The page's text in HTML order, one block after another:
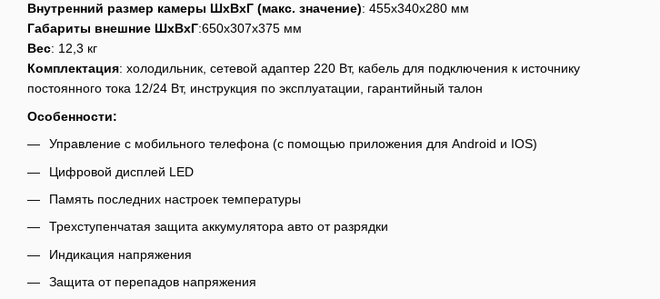
Внутренний размер камеры ШхВхГ (макс. значение): 455х340x280 мм
Габариты внешние ШхВхГ:650x307x375 мм
Вес: 12,3 кг
Комплектация: холодильник, сетевой адаптер 220 Вт, кабель для подключения к источнику
постоянного тока 12/24 Вт, инструкция по эксплуатации, гарантийный талон
Особенности:
Управление с мобильного телефона (с помощью приложения для Android и IOS)
Цифровой дисплей LED
Память последних настроек температуры
Трехступенчатая защита аккумулятора авто от разрядки
Индикация напряжения
Защита от перепадов напряжения